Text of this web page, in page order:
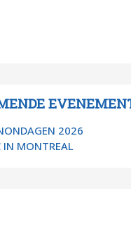
2026
IN MONTREAL